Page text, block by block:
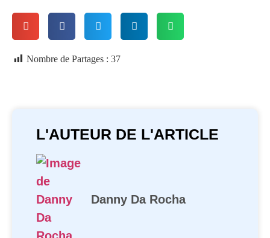
Nombre de Partages : 37
L'AUTEUR DE L'ARTICLE
Danny Da Rocha